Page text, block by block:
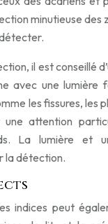
minutieuse des
il est conseillé
avec une lumière
les fissures, les
attention
La lumière et
la détection.
indices peut